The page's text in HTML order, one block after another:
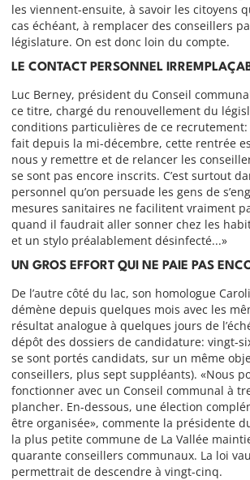
les viennent-ensuite, à savoir les citoyens
cas échéant, à remplacer des conseillers
législature. On est donc loin du compte.
LE CONTACT PERSONNEL
Luc Berney, président du Conseil
ce titre, chargé du renouvellement du
conditions particulières de ce recrutement:
fait depuis la mi-décembre, cette rentrée
nous y remettre et de relancer les
se sont pas encore inscrits. C’est surtout
personnel qu’on persuade les gens de
mesures sanitaires ne facilitent vraiment
quand il faudrait aller sonner chez les
et un stylo préalablement désinfecté...»
UN GROS EFFORT QUI NE PAIE PAS
De l’autre côté du lac, son homologue
démène depuis quelques mois avec les
résultat analogue à quelques jours de
dépôt des dossiers de candidature: vingt-
se sont portés candidats, sur un même
conseillers, plus sept suppléants). «Nous
fonctionner avec un Conseil communal à
plancher. En-dessous, une élection
être organisée», commente la présidente
la plus petite commune de La Vallée
quarante conseillers communaux. La loi
permettrait de descendre à vingt-cinq.